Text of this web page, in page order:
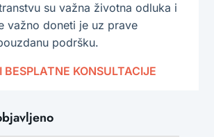
su važna životna odluka i
važno doneti je uz prave
podršku.
BESPLATNE KONSULTACIJE